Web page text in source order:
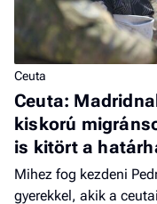
Ceuta
Ceuta:
kiskorú
is kitört a
Mihez fog kezdeni
gyerekkel, akik a